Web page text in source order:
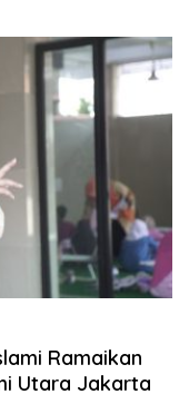
Ramaikan
Utara Jakarta